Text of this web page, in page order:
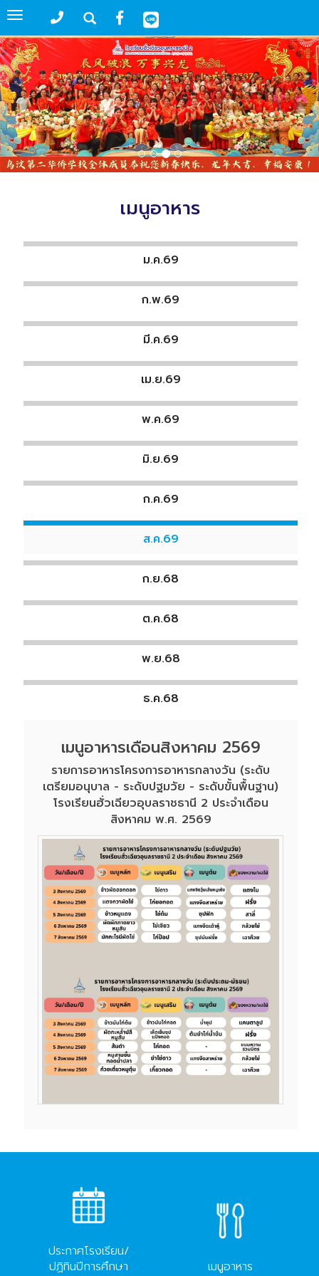
Toggle
navigation
เมนูอาหาร
ม.ค.69
ก.พ.69
มี.ค.69
เม.ย.69
พ.ค.69
มิ.ย.69
ก.ค.69
ส.ค.69
ก.ย.68
ต.ค.68
พ.ย.68
ธ.ค.68
เมนูอาหารเดือนสิงหาคม 2569
รายการอาหารโครงการอาหารกลางวัน (ระดับ
เตรียมอนุบาล - ระดับปฐมวัย - ระดับขั้นพื้นฐาน)
โรงเรียนฮั่วเฉียวอุบลราชธานี 2 ประจำเดือน
สิงหาคม พ.ศ. 2569
ประกาศโรงเรียน/
ปฏิทินปีการศึกษา
เมนูอาหาร